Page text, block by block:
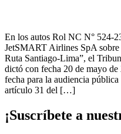
En los autos Rol NC N° 524-
JetSMART Airlines SpA sobre
Ruta Santiago-Lima”, el
dictó con fecha 20 de mayo
fecha para la audiencia
artículo 31 del […]
¡Suscríbete a